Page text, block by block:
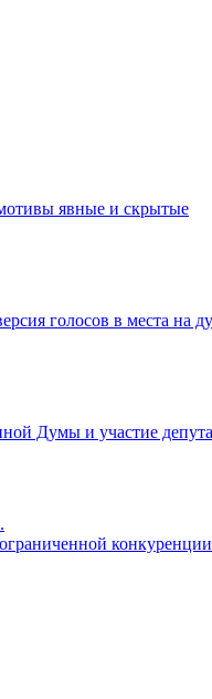
явные и скрытые
голосов в места на
Думы и участие